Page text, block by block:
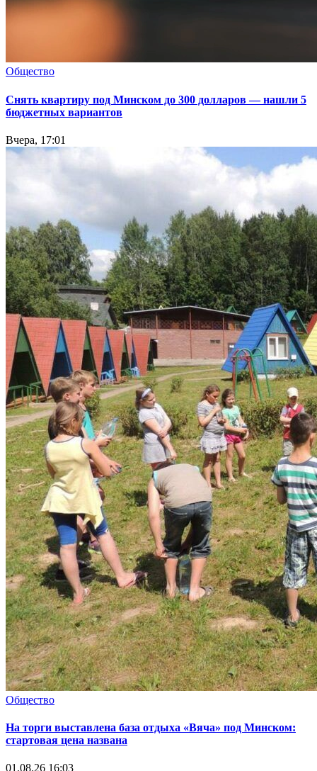
Общество
Снять квартиру под Минском до 300 долларов — нашли 5
бюджетных вариантов
Вчера, 17:01
Общество
На торги выставлена база отдыха «Вяча» под Минском:
стартовая цена названа
01.08.26 16:03